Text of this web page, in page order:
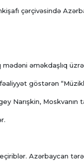
çərçivəsində
əməkdaşlıq
göstərən
Narışkin, Moskvanın
Azərbaycan